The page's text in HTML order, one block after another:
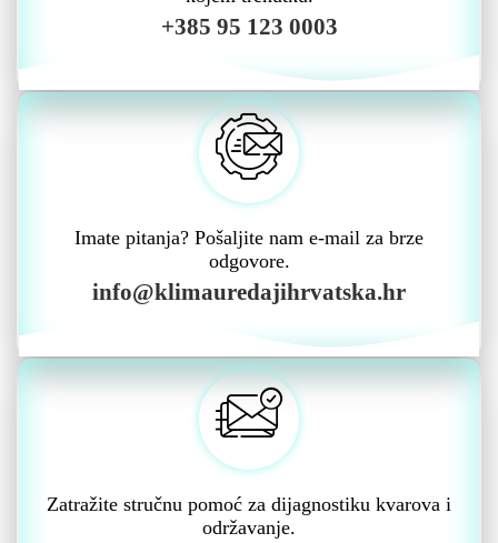
+385 95 123 0003
Imate pitanja? Pošaljite nam e-mail za brze
odgovore.
info@klimauredajihrvatska.hr
Zatražite stručnu pomoć za dijagnostiku kvarova i
održavanje.